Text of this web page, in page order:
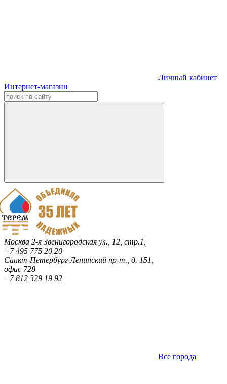
Личный кабинет
Интернет-магазин
Москва 2-я Звенигородская ул., 12, стр.1,
+7 495 775 20 20
Санкт-ПетербургЛенинский пр-т., д. 151,
офис 728
+7 812 329 19 92
Все города